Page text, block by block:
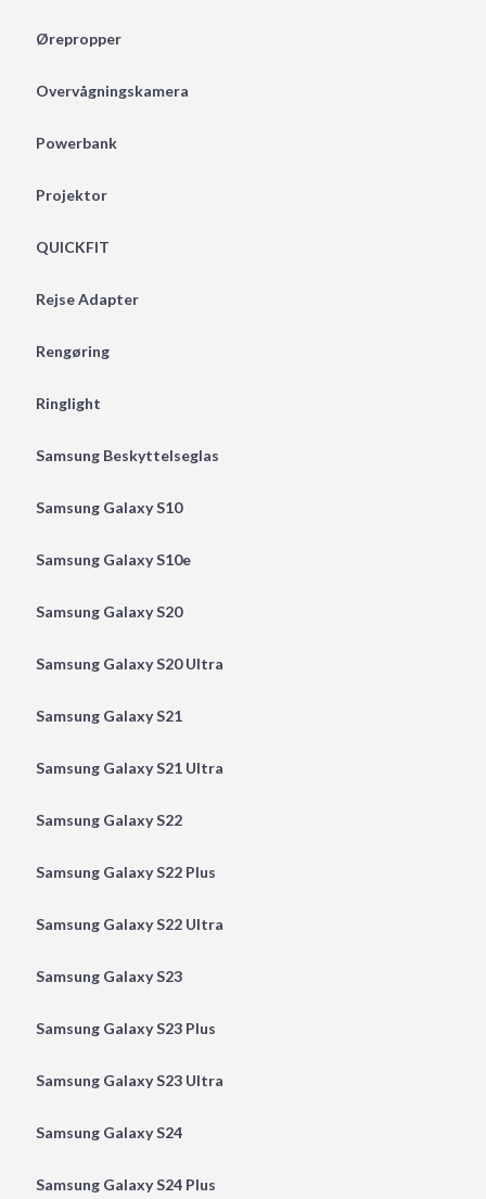
Ørepropper
Overvågningskamera
Powerbank
Projektor
QUICKFIT
Rejse Adapter
Rengøring
Ringlight
Samsung Beskyttelseglas
Samsung Galaxy S10
Samsung Galaxy S10e
Samsung Galaxy S20
Samsung Galaxy S20 Ultra
Samsung Galaxy S21
Samsung Galaxy S21 Ultra
Samsung Galaxy S22
Samsung Galaxy S22 Plus
Samsung Galaxy S22 Ultra
Samsung Galaxy S23
Samsung Galaxy S23 Plus
Samsung Galaxy S23 Ultra
Samsung Galaxy S24
Samsung Galaxy S24 Plus